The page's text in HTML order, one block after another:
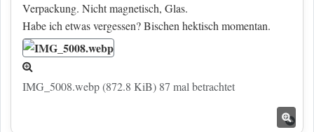
Verpackung. Nicht magnetisch, Glas.
Habe ich etwas vergessen? Bischen hektisch momentan.
IMG_5008.webp (872.8 KiB) 87 mal betrachtet